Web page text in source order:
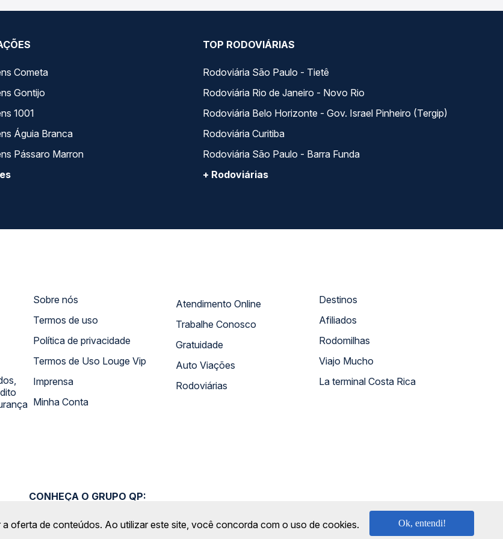
Cometa
Gontijo
1001
Águia Branca
Pássaro Marron
TOP RODOVIÁRIAS
Rodoviária São Paulo - Tietê
Rodoviária Rio de Janeiro - Novo Rio
Rodoviária Belo Horizonte - Gov. Israel Pinheiro (Tergip)
Rodoviária Curitiba
Rodoviária São Paulo - Barra Funda
+ Rodoviárias
Sobre nós
Termos de uso
Política de privacidade
Termos de Uso Louge Vip
Imprensa
Minha Conta
Atendimento Online
Trabalhe Conosco
Gratuidade
Auto Viações
Rodoviárias
Destinos
Afiliados
Rodomilhas
Viajo Mucho
La terminal Costa Rica
CONHEÇA O GRUPO QP:
oferta de conteúdos. Ao utilizar este site, você concorda com o uso de cookies. Ok, entendi!